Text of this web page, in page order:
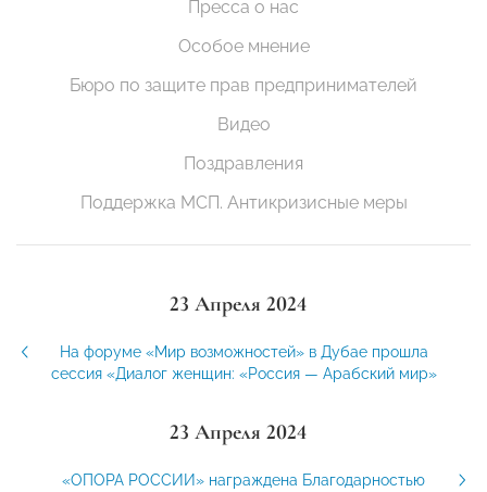
Пресса о нас
Особое мнение
Бюро по защите прав предпринимателей
Видео
Поздравления
Поддержка МСП. Антикризисные меры
23 Апреля 2024
На форуме «Мир возможностей» в Дубае прошла
сессия «Диалог женщин: «Россия — Арабский мир»
23 Апреля 2024
«ОПОРА РОССИИ» награждена Благодарностью